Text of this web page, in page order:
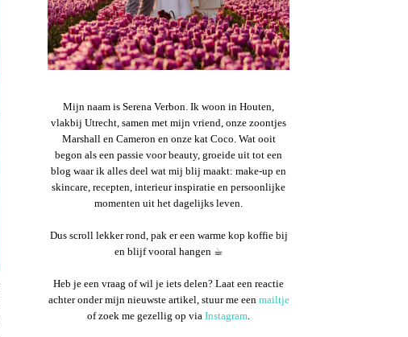
Mijn naam is Serena Verbon. Ik woon in Houten,
vlakbij Utrecht, samen met mijn vriend, onze zoontjes
Marshall en Cameron en onze kat Coco. Wat ooit
begon als een passie voor beauty, groeide uit tot een
blog waar ik alles deel wat mij blij maakt: make-up en
skincare, recepten, interieur inspiratie en persoonlijke
momenten uit het dagelijks leven.
Dus scroll lekker rond, pak er een warme kop koffie bij
en blijf vooral hangen ☕︎
Heb je een vraag of wil je iets delen? Laat een reactie
achter onder mijn nieuwste artikel, stuur me een mailtje
of zoek me gezellig op via Instagram.